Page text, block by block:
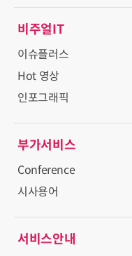
비주얼IT
이슈플러스
Hot 영상
인포그래픽
부가서비스
Conference
시사용어
서비스안내